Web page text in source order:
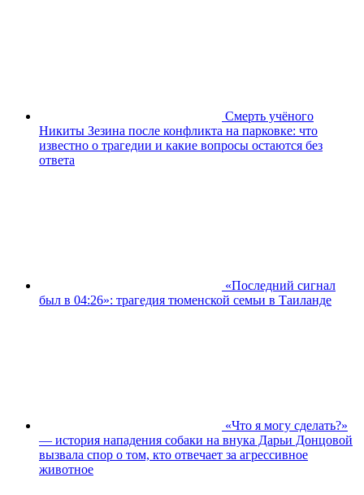
Смерть учёного
Никиты Зезина после конфликта на парковке: что
известно о трагедии и какие вопросы остаются без
ответа
«Последний сигнал
был в 04:26»: трагедия тюменской семьи в Таиланде
«Что я могу сделать?»
— история нападения собаки на внука Дарьи Донцовой
вызвала спор о том, кто отвечает за агрессивное
животное